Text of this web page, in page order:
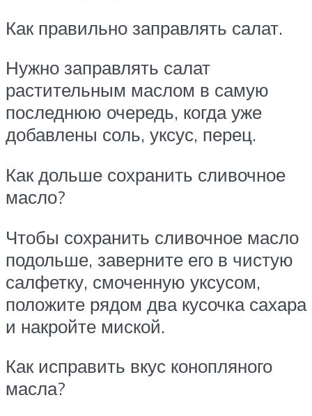
Как правильно заправлять салат.
Нужно заправлять салат
растительным маслом в самую
последнюю очередь, когда уже
добавлены соль, уксус, перец.
Как дольше сохранить сливочное
масло?
Чтобы сохранить сливочное масло
подольше, заверните его в чистую
салфетку, смоченную уксусом,
положите рядом два кусочка сахара
и накройте миской.
Как исправить вкус конопляного
масла?